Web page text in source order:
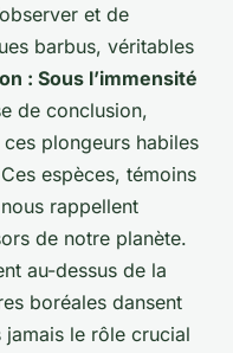
et de
barbus, véritables
: Sous l’immensité
de conclusion,
plongeurs habiles
espèces, témoins
rappellent
de notre planète.
au-dessus de la
boréales dansent
jamais le rôle crucial